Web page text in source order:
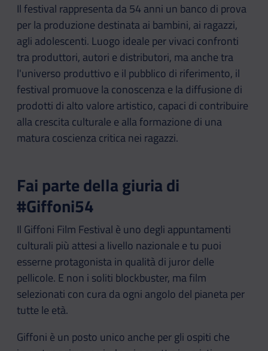
Il festival rappresenta da 54 anni un banco di prova
per la produzione destinata ai bambini, ai ragazzi,
agli adolescenti. Luogo ideale per vivaci confronti
tra produttori, autori e distributori, ma anche tra
l'universo produttivo e il pubblico di riferimento, il
festival promuove la conoscenza e la diffusione di
prodotti di alto valore artistico, capaci di contribuire
alla crescita culturale e alla formazione di una
matura coscienza critica nei ragazzi.
Fai parte della giuria di
#Giffoni54
Il Giffoni Film Festival è uno degli appuntamenti
culturali più attesi a livello nazionale e tu puoi
esserne protagonista in qualità di juror delle
pellicole. E non i soliti blockbuster, ma film
selezionati con cura da ogni angolo del pianeta per
tutte le età.
Giffoni è un posto unico anche per gli ospiti che